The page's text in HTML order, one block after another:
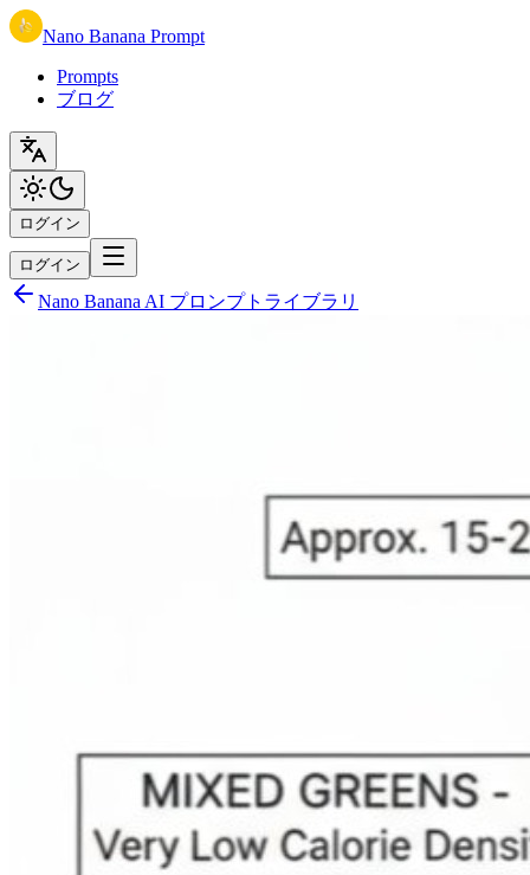
Nano Banana Prompt
Prompts
ブログ
ログイン
ログイン
Nano Banana AI プロンプトライブラリ